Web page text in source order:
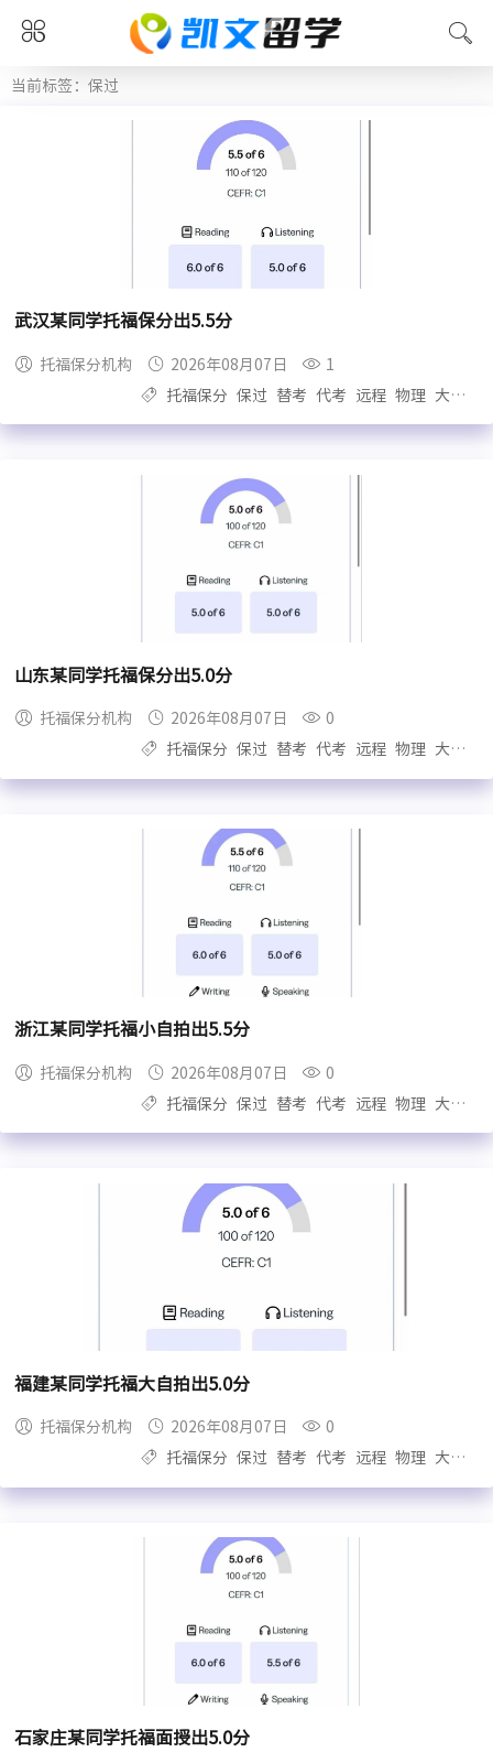
当前标签：保过
武汉某同学托福保分出5.5分
托福保分机构 2026年08月07日
1
托福保分
保过 替考 代考 远程 物理 大自拍
山东某同学托福保分出5.0分
托福保分机构 2026年08月07日
0
托福保分
保过 替考 代考 远程 物理 大自拍
浙江某同学托福小自拍出5.5分
托福保分机构 2026年08月07日
0
托福保分
保过 替考 代考 远程 物理 大自拍
福建某同学托福大自拍出5.0分
托福保分机构 2026年08月07日
0
托福保分
保过 替考 代考 远程 物理 大自拍
石家庄某同学托福面授出5.0分